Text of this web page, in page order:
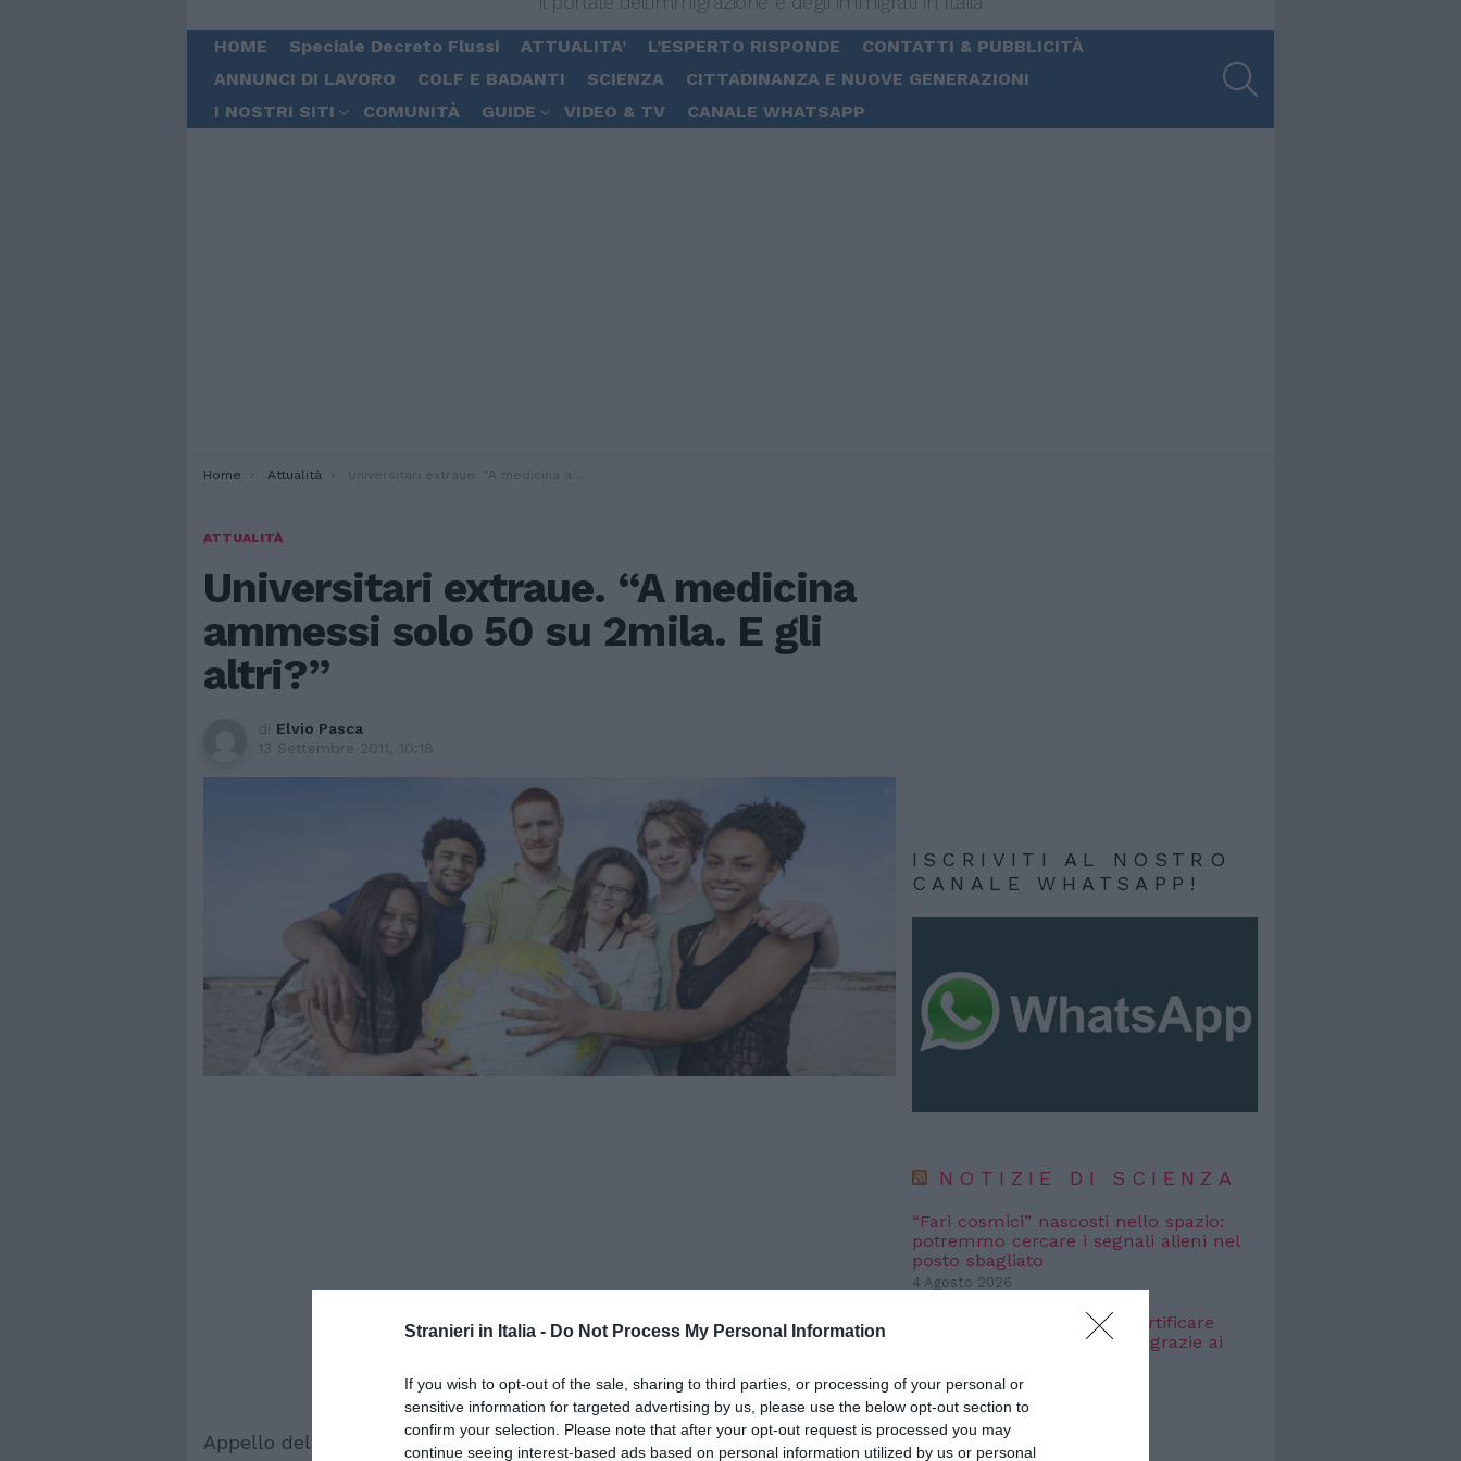
Stranieri in Italia - Do Not Process My Personal Information
If you wish to opt-out of the sale, sharing to third parties, or processing of your personal or
sensitive information for targeted advertising by us, please use the below opt-out section to
confirm your selection. Please note that after your opt-out request is processed you may
continue seeing interest-based ads based on personal information utilized by us or personal
HOME Speciale Decreto Flussi ATTUALITA’ L’ESPERTO RISPONDE
CONTATTI & PUBBLICITÀ
ANNUNCI DI LAVORO
COLF E BADANTI SCIENZA
CITTADINANZA E NUOVE GENERAZIONI
I NOSTRI SITI
COMUNITÀ GUIDE VIDEO & TV CANALE WHATSAPP
You are here:
Home Attualità Universitari extraue. “A medicina ammessi solo 50 su 2mila. E gli altri?”
ATTUALITÀ
Universitari extraue. “A medicina
ammessi solo 50 su 2mila. E gli
altri?”
di Elvio Pasca
13 Settembre 2011, 10:18
Appello dell’Associazione medici di origine straniera
ISCRIVITI AL NOSTRO
CANALE WHATSAPP!
NOTIZIE DI SCIENZA
“Fari cosmici” nascosti nello spazio:
potremmo cercare i segnali alieni nel
posto sbagliato
4 Agosto 2026
ATLHAS e Galileo: come certificare
l’autenticità dei dati digitali grazie ai
3 Agosto 2026
NOTIZIE DI